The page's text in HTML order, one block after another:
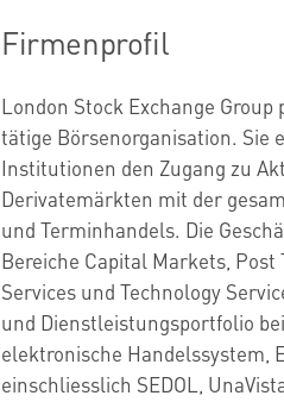
Firmenprofil
London Stock Exchange
tätige Börsenorganisation. Sie
Institutionen den Zugang zu
Derivatemärkten mit der
und Terminhandels. Die
Bereiche Capital Markets,
Services und Technology
und Dienstleistungsportfolio
elektronische Handelssystem,
einschliesslich SEDOL,